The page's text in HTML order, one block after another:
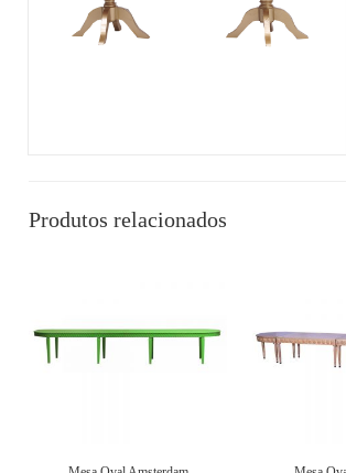
Produtos relacionados